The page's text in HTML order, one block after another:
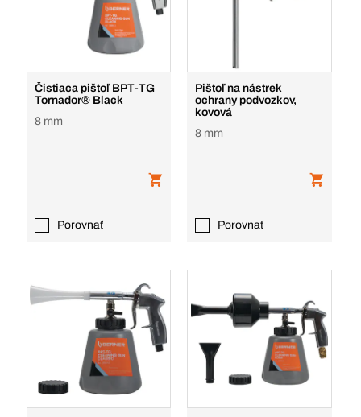
Čistiaca pištoľ BPT-TG
Tornador® Black
8 mm
Porovnať
Pištoľ na nástrek
ochrany podvozkov,
kovová
8 mm
Porovnať